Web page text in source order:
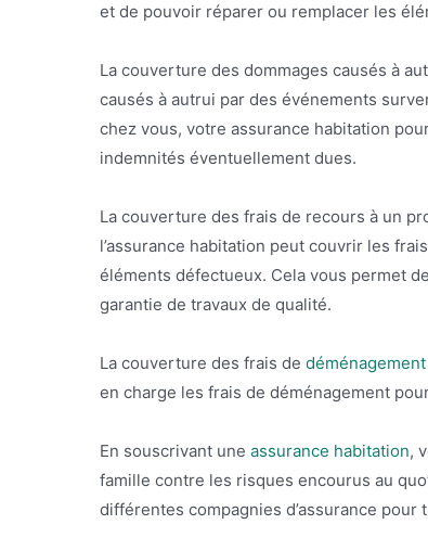
et de pouvoir réparer ou remplacer les
La couverture des dommages causés à
causés à autrui par des événements
chez vous, votre assurance habitation
indemnités éventuellement dues.
La couverture des frais de recours à un
l’assurance habitation peut couvrir les
éléments défectueux. Cela vous permet
garantie de travaux de qualité.
La couverture des frais de déménagement
en charge les frais de déménagement
En souscrivant une assurance habitation,
famille contre les risques encourus au
différentes compagnies d’assurance